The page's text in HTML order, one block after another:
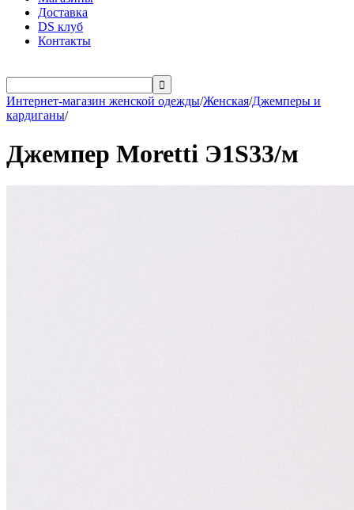
Доставка
DS клуб
Контакты

Интернет-магазин женской одежды/Женская/Джемперы и
кардиганы/
Джемпер Moretti Э1S33/м